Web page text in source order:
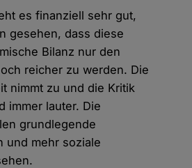
es finanziell sehr gut,
gesehen, dass diese
Bilanz nur den
reicher zu werden. Die
nimmt zu und die Kritik
immer lauter. Die
grundlegende
und mehr soziale